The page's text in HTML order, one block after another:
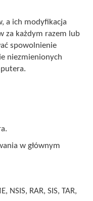
a ich modyfikacja
za każdym razem lub
spowolnienie
niezmienionych
w głównym
RAR, SIS, TAR,